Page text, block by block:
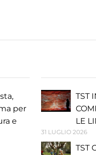
per
e
TST
LE
31 LUGLIO 2026
TST